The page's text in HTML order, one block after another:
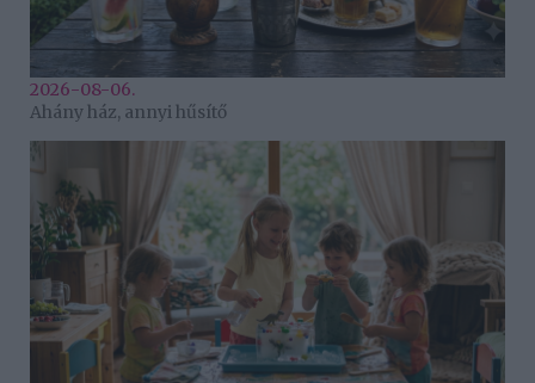
2026-08-06.
Ahány ház, annyi hűsítő